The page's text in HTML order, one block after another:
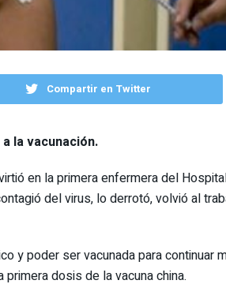
Compartir en Twitter
la vacunación.
en la primera enfermera del
del virus, lo derrotó, volvió al
y poder ser vacunada para continuar
dosis de la vacuna china.